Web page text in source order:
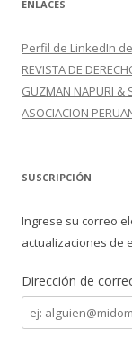
ENLACES
Perfil de LinkedIn
REVISTA DE
GUZMAN NAPURI &
ASOCIACION
SUSCRIPCIÓN
Ingrese su correo
actualizaciones de
Dirección de
Dirección
de
correo